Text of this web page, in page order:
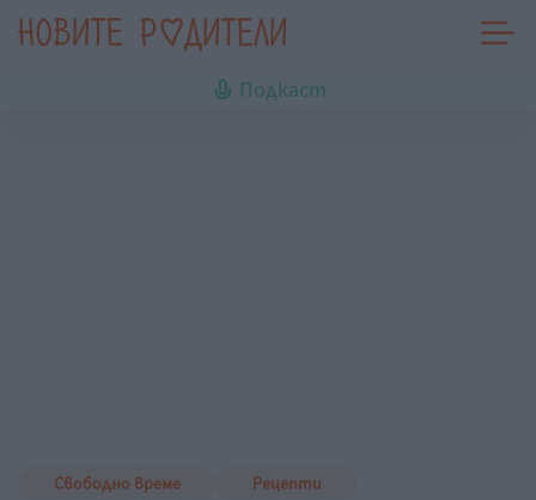
Подкаст
Свободно време Рецепти